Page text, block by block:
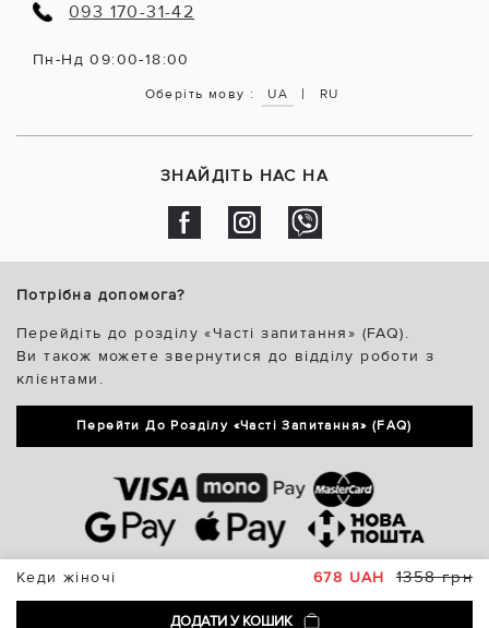
Кеди жіночі 678 UAH 1358 грн
ДОДАТИ У КОШИК
093 170-31-42
Пн-Нд 09:00-18:00
Оберіть мову : UA | RU
ЗНАЙДІТЬ НАС НА
Потрібна допомога?
Перейдіть до розділу «Часті запитання» (FAQ).
Ви також можете звернутися до відділу роботи з
клієнтами.
Перейти До Розділу «Часті Запитання» (FAQ)